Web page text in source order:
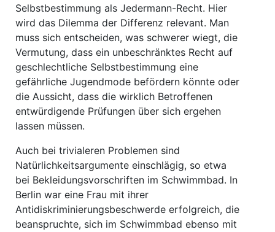
Selbstbestimmung als Jedermann-Recht. Hier
wird das Dilemma der Differenz relevant. Man
muss sich entscheiden, was schwerer wiegt, die
Vermutung, dass ein unbeschränktes Recht auf
geschlechtliche Selbstbestimmung eine
gefährliche Jugendmode befördern könnte oder
die Aussicht, dass die wirklich Betroffenen
entwürdigende Prüfungen über sich ergehen
lassen müssen.
Auch bei trivialeren Problemen sind
Natürlichkeitsargumente einschlägig, so etwa
bei Bekleidungsvorschriften im Schwimmbad. In
Berlin war eine Frau mit ihrer
Antidiskriminierungsbeschwerde erfolgreich, die
beanspruchte, sich im Schwimmbad ebenso mit